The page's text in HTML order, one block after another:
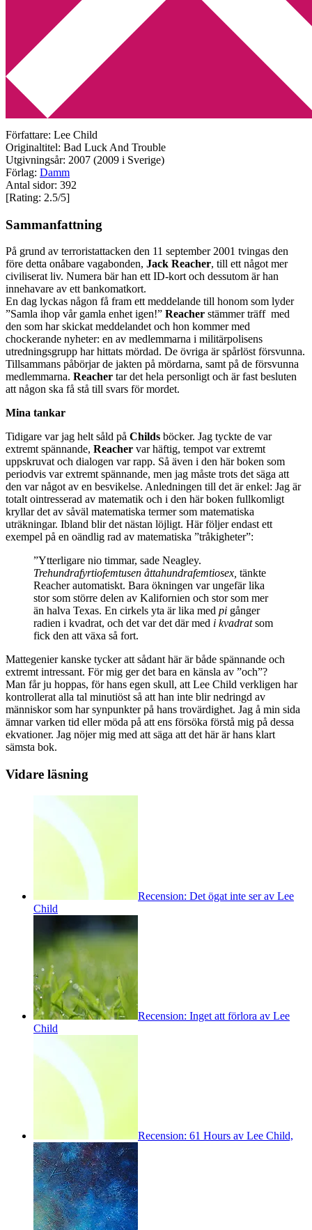
You are here:Home /Recension: Trubbel av Lee Child
Recension: Trubbel av Lee
Child
2009-08-28by
Författare: Lee Child
Originaltitel: Bad Luck And Trouble
Utgivningsår: 2007 (2009 i Sverige)
Förlag: Damm
Antal sidor: 392
[Rating: 2.5/5]
Sammanfattning
På grund av terroristattacken den 11 september 2001 tvingas den
före detta onåbare vagabonden, Jack Reacher, till ett något mer
civiliserat liv. Numera bär han ett ID-kort och dessutom är han
innehavare av ett bankomatkort.
En dag lyckas någon få fram ett meddelande till honom som lyder
”Samla ihop vår gamla enhet igen!” Reacher stämmer träff med
den som har skickat meddelandet och hon kommer med
chockerande nyheter: en av medlemmarna i militärpolisens
utredningsgrupp har hittats mördad. De övriga är spårlöst försvunna.
Tillsammans påbörjar de jakten på mördarna, samt på de försvunna
medlemmarna. Reacher tar det hela personligt och är fast besluten
att någon ska få stå till svars för mordet.
Mina tankar
Tidigare var jag helt såld på Childs böcker. Jag tyckte de var
extremt spännande, Reacher var häftig, tempot var extremt
uppskruvat och dialogen var rapp. Så även i den här boken som
periodvis var extremt spännande, men jag måste trots det säga att
den var något av en besvikelse. Anledningen till det är enkel: Jag är
totalt ointresserad av matematik och i den här boken fullkomligt
kryllar det av såväl matematiska termer som matematiska
uträkningar. Ibland blir det nästan löjligt. Här följer endast ett
exempel på en oändlig rad av matematiska ”tråkigheter”:
”Ytterligare nio timmar, sade Neagley.
Trehundrafyrtiofemtusen åttahundrafemtiosex, tänkte
Reacher automatiskt. Bara ökningen var ungefär lika
stor som större delen av Kalifornien och stor som mer
än halva Texas. En cirkels yta är lika med pi gånger
radien i kvadrat, och det var det där med i kvadratsom
fick den att växa så fort.
Mattegenier kanske tycker att sådant här är både spännande och
extremt intressant. För mig ger det bara en känsla av ”och”?
Man får ju hoppas, för hans egen skull, att Lee Child verkligen har
kontrollerat alla tal minutiöst så att han inte blir nedringd av
människor som har synpunkter på hans trovärdighet. Jag å min sida
ämnar varken tid eller möda på att ens försöka förstå mig på dessa
ekvationer. Jag nöjer mig med att säga att det här är hans klart
sämsta bok.
Vidare läsning
Recension: Det ögat inte ser av Lee
Child
Recension: Inget att förlora av Lee
Child
Recension: 61 Hours av Lee Child,